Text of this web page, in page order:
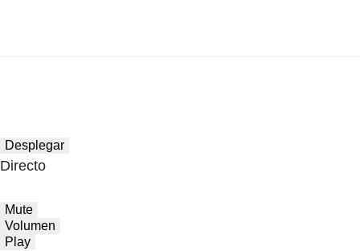
Desplegar
Directo
Mute
Volumen
Play